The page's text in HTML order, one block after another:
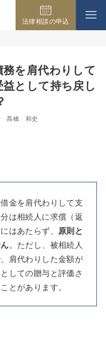
法律相談の申込
を肩代わりして
として持ち戻し
髙橋 和史
金を肩代わりして支
は相続人に求償（返
はあたらず、
原則と
。ただし、被相続人
肩代わりした金額が
しての贈与と評価さ
とがあります。